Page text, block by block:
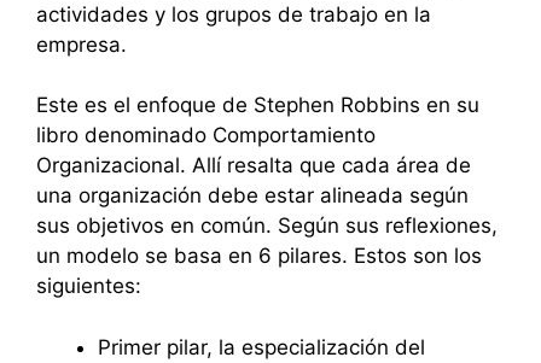
actividades y los grupos de trabajo en la
empresa.
Este es el enfoque de Stephen Robbins en su
libro denominado Comportamiento
Organizacional. Allí resalta que cada área de
una organización debe estar alineada según
sus objetivos en común. Según sus reflexiones,
un modelo se basa en 6 pilares. Estos son los
siguientes:
Primer pilar, la especialización del